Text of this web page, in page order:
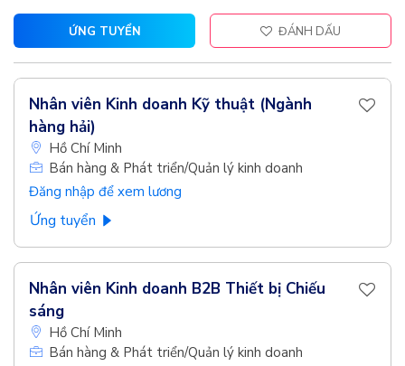
ỨNG TUYỂN ĐÁNH DẤU
Nhân viên Kinh doanh Kỹ thuật (Ngành
hàng hải)
Hồ Chí Minh
Bán hàng & Phát triển/Quản lý kinh doanh
Đăng nhập để xem lương
Ứng tuyển
Nhân viên Kinh doanh B2B Thiết bị Chiếu
sáng
Hồ Chí Minh
Bán hàng & Phát triển/Quản lý kinh doanh